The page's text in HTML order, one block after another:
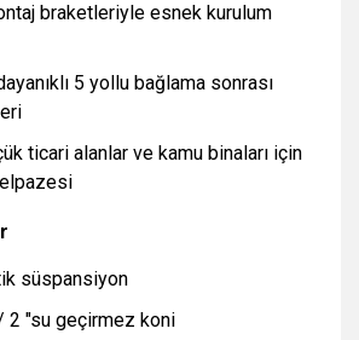
braketleriyle esnek kurulum
5 yollu bağlama sonrası
ticari alanlar ve kamu binaları için
süspansiyon
2 "su geçirmez koni